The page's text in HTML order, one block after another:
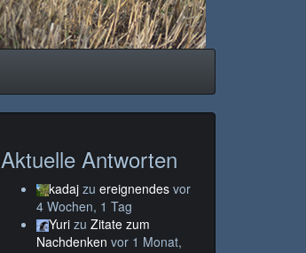
Aktuelle Antworten
kadajzu ereignendes vor
4 Wochen, 1 Tag
Yurizu Zitate zum
Nachdenken vor 1 Monat,